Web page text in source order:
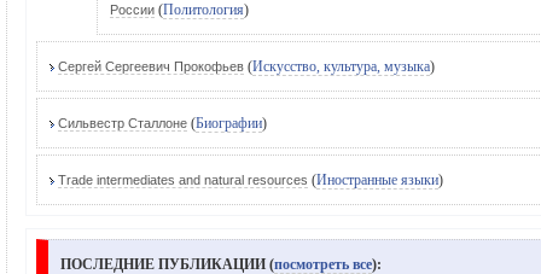
России (Политология)
Сергей Сергеевич Прокофьев (Искусство, культура, музыка)
Сильвестр Сталлоне (Биографии)
Trade intermediates and natural resources (Иностранные языки)
ПОСЛЕДНИЕ ПУБЛИКАЦИИ (посмотреть все):